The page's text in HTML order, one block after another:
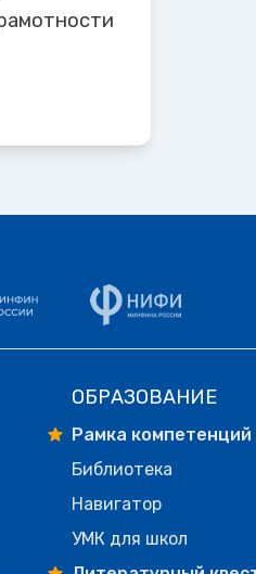
ОБРАЗОВАНИЕ
Рамка компетенций
Библиотека
Навигатор
УМК для школ